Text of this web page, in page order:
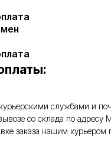
службами и
со склада по
заказа нашим